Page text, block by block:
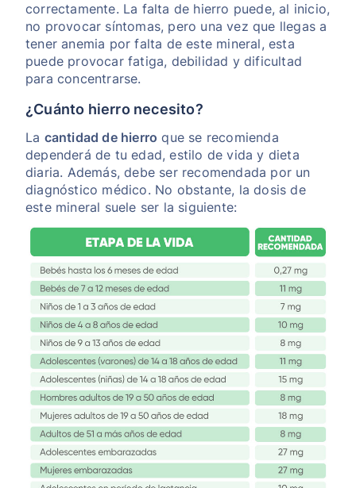
correctamente. La falta de hierro puede, al inicio,
no provocar síntomas, pero una vez que llegas a
tener anemia por falta de este mineral, esta
puede provocar fatiga, debilidad y dificultad
para concentrarse.
¿Cuánto hierro necesito?
La cantidad de hierro que se recomienda
dependerá de tu edad, estilo de vida y dieta
diaria. Además, debe ser recomendada por un
diagnóstico médico. No obstante, la dosis de
este mineral suele ser la siguiente: